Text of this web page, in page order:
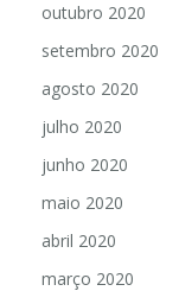
outubro 2020
setembro 2020
agosto 2020
julho 2020
junho 2020
maio 2020
abril 2020
março 2020